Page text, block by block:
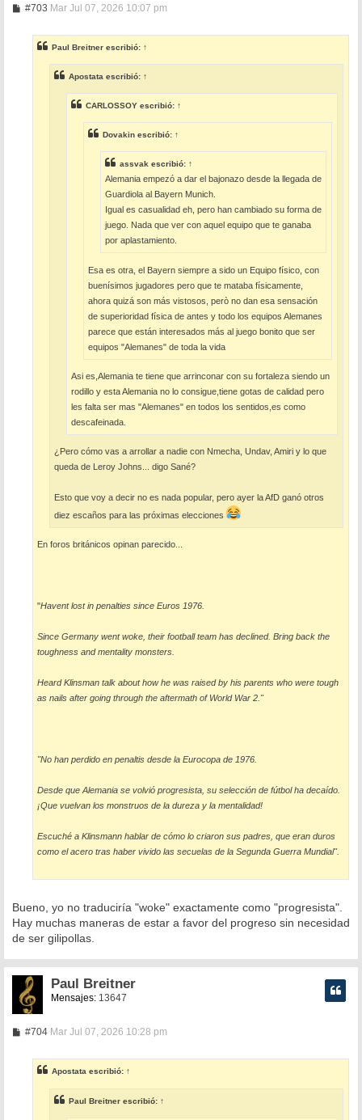
#703M
s
a
Mar Jul 07, 2026 10:07 pm
Paul Breitner escribió: ↑
Apostata escribió: ↑
CARLOSSOY escribió: ↑
Dovakin escribió: ↑
assvak escribió: ↑
Alemania empezó a dar el bajonazo desde la llegada de
Guardiola al Bayern Munich.
Igual es casualidad eh, pero han cambiado su forma de
juego. Nada que ver con aquel equipo que te ganaba
por aplastamiento.
Esa es otra, el Bayern siempre a sido un Equipo físico, con
buenísimos jugadores pero que te mataba físicamente,
ahora quizá son más vistosos, però no dan esa sensación
de superioridad física de antes y todo los equipos Alemanes
parece que están interesados más al juego bonito que ser
equipos "Alemanes" de toda la vida
Asi es,Alemania te tiene que arrinconar con su fortaleza siendo un
rodillo y esta Alemania no lo consigue,tiene gotas de calidad pero
les falta ser mas "Alemanes" en todos los sentidos,es como
descafeinada.
¿Pero cómo vas a arrollar a nadie con Nmecha, Undav, Amiri y lo que
queda de Leroy Johns... digo Sané?
Esto que voy a decir no es nada popular, pero ayer la AfD ganó otros
diez escaños para las próximas elecciones
En foros británicos opinan parecido...
"Havent lost in penalties since Euros 1976.
Since Germany went woke, their football team has declined. Bring back the
toughness and mentality monsters.
Heard Klinsman talk about how he was raised by his parents who were tough
as nails after going through the aftermath of World War 2."
"No han perdido en penaltis desde la Eurocopa de 1976.
Desde que Alemania se volvió progresista, su selección de fútbol ha decaído.
¡Que vuelvan los monstruos de la dureza y la mentalidad!
Escuché a Klinsmann hablar de cómo lo criaron sus padres, que eran duros
como el acero tras haber vivido las secuelas de la Segunda Guerra Mundial".
Bueno, yo no traduciría "woke" exactamente como "progresista".
Hay muchas maneras de estar a favor del progreso sin necesidad
de ser gilipollas.
Paul Breitner
Mensajes:13647
#704M
s
a
Mar Jul 07, 2026 10:28 pm
Apostata escribió: ↑
Paul Breitner escribió: ↑